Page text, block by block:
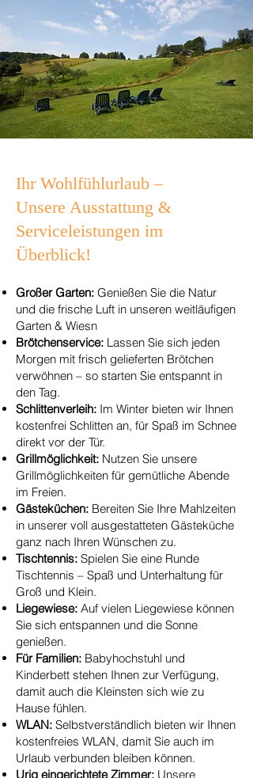
Ihr Wohlfühlurlaub –
Unsere Ausstattung &
Serviceleistungen im
Überblick!
Großer Garten: Genießen Sie die Natur
und die frische Luft in unseren weitläufigen
Garten & Wiesn
Brötchenservice: Lassen Sie sich jeden
Morgen mit frisch gelieferten Brötchen
verwöhnen – so starten Sie entspannt in
den Tag.
Schlittenverleih: Im Winter bieten wir Ihnen
kostenfrei Schlitten an, für Spaß im Schnee
direkt vor der Tür.
Grillmöglichkeit: Nutzen Sie unsere
Grillmöglichkeiten für gemütliche Abende
im Freien.
Gästeküchen: Bereiten Sie Ihre Mahlzeiten
in unserer voll ausgestatteten Gästeküche
ganz nach Ihren Wünschen zu.
Tischtennis: Spielen Sie eine Runde
Tischtennis – Spaß und Unterhaltung für
Groß und Klein.
Liegewiese: Auf vielen Liegewiese können
Sie sich entspannen und die Sonne
genießen.
Für Familien: Babyhochstuhl und
Kinderbett stehen Ihnen zur Verfügung,
damit auch die Kleinsten sich wie zu
Hause fühlen.
WLAN: Selbstverständlich bieten wir Ihnen
kostenfreies WLAN, damit Sie auch im
Urlaub verbunden bleiben können.
Urig eingerichtete Zimmer: Unsere